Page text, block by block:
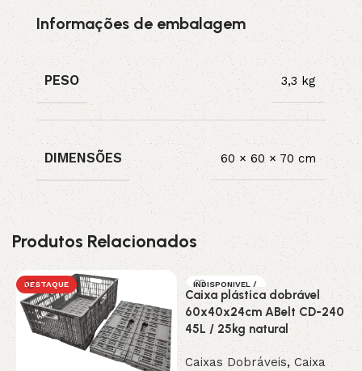
Informações de embalagem
PESO 3,3 kg
DIMENSÕES 60 × 60 × 70 cm
Produtos Relacionados
DESTAQUE
INDISPONIVEL /
SOB ENCOMEN
DA
DESTAQUE
Caixa plástica dobrável
60x40x24cm ABelt CD-240
45L / 25kg natural
Caixas Dobráveis,Caixa